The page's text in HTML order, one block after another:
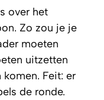
over het
Zo zou je je
moeten
uitzetten
Feit: er
de ronde.